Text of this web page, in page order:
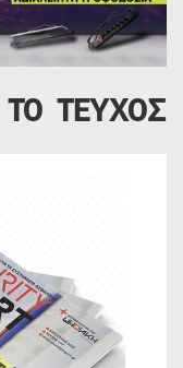
ΤΕΥΧΟΣ